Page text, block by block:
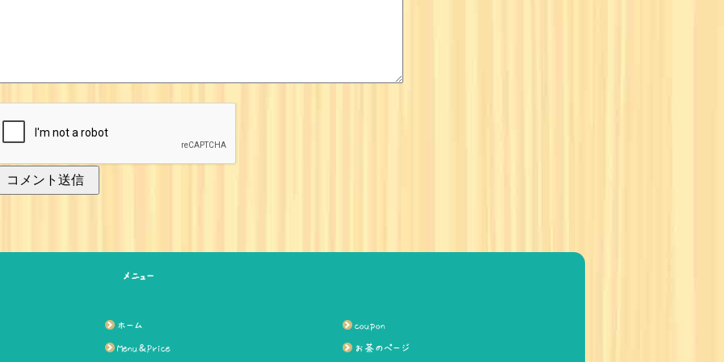
メニュー
ホーム
Menu＆Price
coupon
お茶のページ